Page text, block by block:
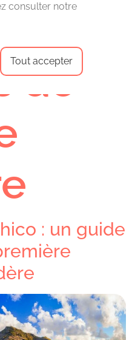
:
de
: un guide
consulter notre
Tout accepter